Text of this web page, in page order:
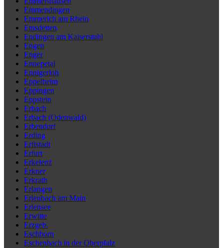
Emmendingen
Emmerich am Rhein
Emsdetten
Endingen am Kaiserstuhl
Engen
Enger
Ennepetal
Ennigerloh
Eppelheim
Eppingen
Eppstein
Erbach
Erbach (Odenwald)
Erbendorf
Erding
Erftstadt
Erfurt
Erkelenz
Erkner
Erkrath
Erlangen
Erlenbach am Main
Erlensee
Erwitte
Erzgeb.
Eschborn
Eschenbach in der Oberpfalz